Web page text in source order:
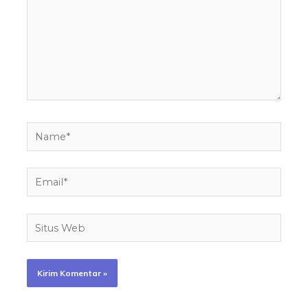
Name*
Email*
Situs
Web